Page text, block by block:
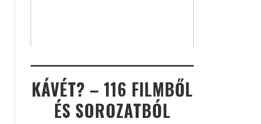
KÁVÉT? – 116 FILMBŐL
ÉS SOROZATBÓL